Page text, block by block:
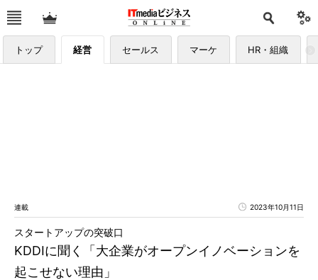
トップ 経営 セールス マーケ HR・組織
連載 2023年10月11日
KDDIに聞く「大企業がオープンイノベーションを
起こせない理由」
スタートアップの突破口